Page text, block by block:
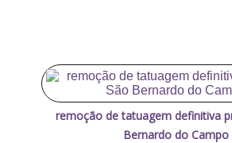
remoção de tatuagem definitiva
Bernardo do Campo